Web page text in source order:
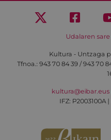
Udalaren
Kultura - Untzaga
Tfnoa.: 943 70 84 39 / 943 70
kultura@eibar.eus
IFZ: P2003100A